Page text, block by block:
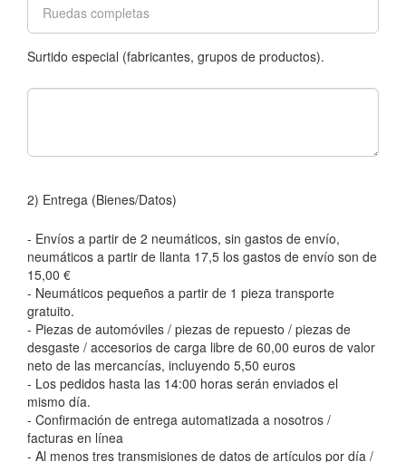
Surtido especial (fabricantes, grupos de productos).
2) Entrega (Bienes/Datos)
- Envíos a partir de 2 neumáticos, sin gastos de envío,
neumáticos a partir de llanta 17,5 los gastos de envío son de
15,00 €
- Neumáticos pequeños a partir de 1 pieza transporte
gratuito.
- Piezas de automóviles / piezas de repuesto / piezas de
desgaste / accesorios de carga libre de 60,00 euros de valor
neto de las mercancías, incluyendo 5,50 euros
- Los pedidos hasta las 14:00 horas serán enviados el
mismo día.
- Confirmación de entrega automatizada a nosotros /
facturas en línea
- Al menos tres transmisiones de datos de artículos por día /